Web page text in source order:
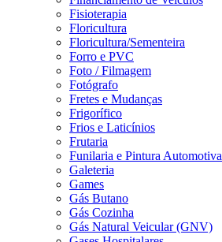
Fisioterapia
Floricultura
Floricultura/Sementeira
Forro e PVC
Foto / Filmagem
Fotógrafo
Fretes e Mudanças
Frigorífico
Frios e Laticínios
Frutaria
Funilaria e Pintura Automotiva
Galeteria
Games
Gás Butano
Gás Cozinha
Gás Natural Veicular (GNV)